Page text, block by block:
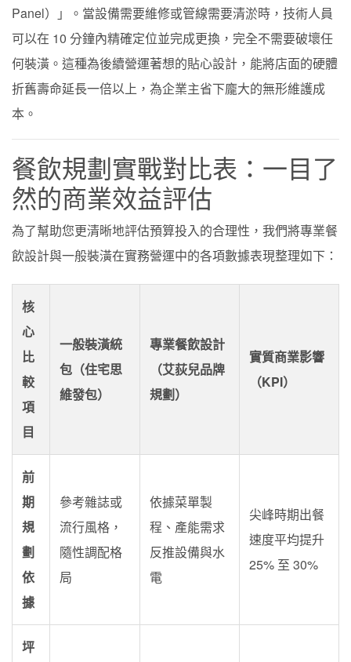
Panel）」。當設備需要維修或管線需要清淤時，技術人員
可以在 10 分鐘內精確定位並完成更換，完全不需要破壞任
何裝潢。這種為後續營運著想的貼心設計，能將店面的硬體
折舊壽命延長一倍以上，為企業主省下龐大的無形維護成
本。
餐飲規劃實戰對比表：一目了
然的商業效益評估
為了幫助您更清晰地評估預算投入的合理性，我們將專業餐
飲設計與一般裝潢在實務營運中的各項數據表現整理如下：
核
心
比
較
項
目
一般裝潢統
包（住宅思
維發包）
專業餐飲設計
（艾荻兒品牌
規劃）
實質商業影響
（KPI）
前
期
規
劃
依
據
參考雜誌或
流行風格，
隨性調配格
局
依據菜單製
程、產能需求
反推設備與水
電
尖峰時期出餐
速度平均提升
25% 至 30%
坪